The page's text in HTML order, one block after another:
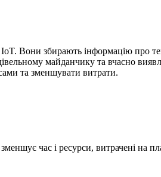
IoT. Вони збирають інформацію про
майданчику та вчасно
та зменшувати витрати.
час і ресурси, витрачені на